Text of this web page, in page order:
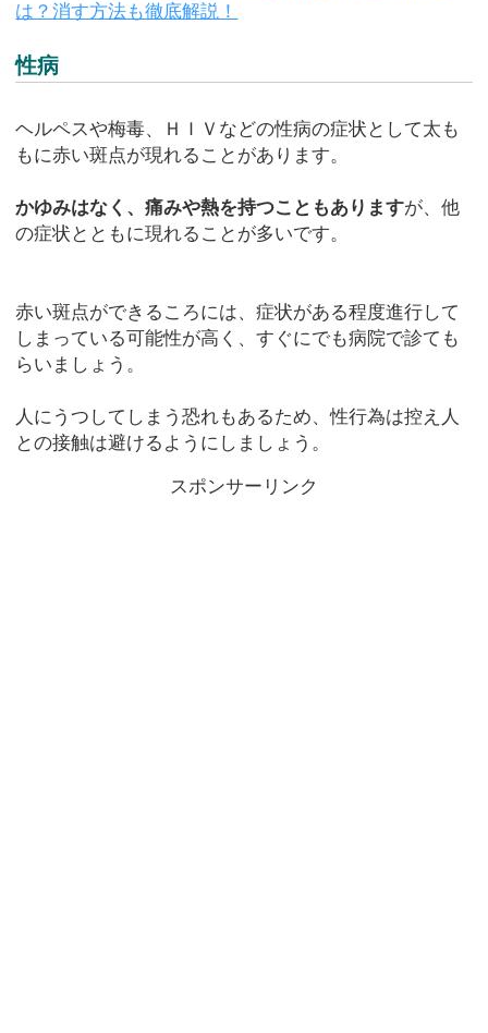
は？消す方法も徹底解説！
性病
ヘルペスや梅毒、ＨＩＶなどの性病の症状として太も
もに赤い斑点が現れることがあります。
かゆみはなく、痛みや熱を持つこともありますが、他
の症状とともに現れることが多いです。
赤い斑点ができるころには、症状がある程度進行して
しまっている可能性が高く、すぐにでも病院で診ても
らいましょう。
人にうつしてしまう恐れもあるため、性行為は控え人
との接触は避けるようにしましょう。
スポンサーリンク